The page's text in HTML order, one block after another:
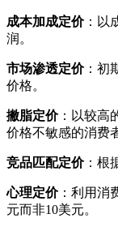
成本加成定价：以
润。
市场渗透定价：初
价格。
撇脂定价：以较高
价格不敏感的消费
竞品匹配定价：根
心理定价：利用消
元而非10美元。